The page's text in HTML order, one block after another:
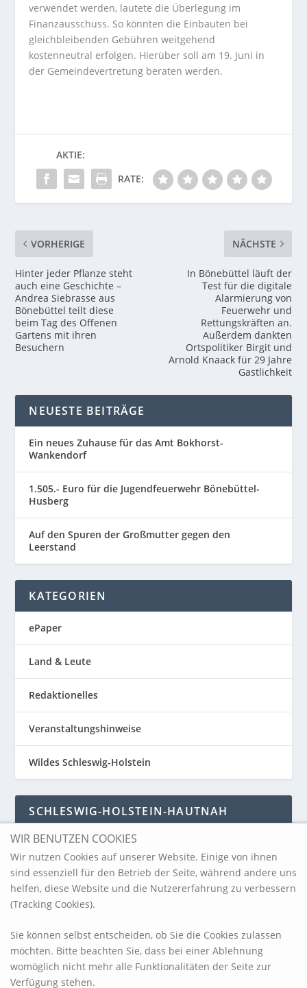
verwendet werden, lautete die Überlegung im
Finanzausschuss. So könnten die Einbauten bei
gleichbleibenden Gebühren weitgehend
kostenneutral erfolgen. Hierüber soll am 19. Juni in
der Gemeindevertretung beraten werden.
AKTIE:
RATE:
VORHERIGE
Hinter jeder Pflanze steht
auch eine Geschichte –
Andrea Siebrasse aus
Bönebüttel teilt diese
beim Tag des Offenen
Gartens mit ihren
Besuchern
NÄCHSTE
In Bönebüttel läuft der
Test für die digitale
Alarmierung von
Feuerwehr und
Rettungskräften an.
Außerdem dankten
Ortspolitiker Birgit und
Arnold Knaack für 29 Jahre
Gastlichkeit
NEUESTE BEITRÄGE
Ein neues Zuhause für das Amt Bokhorst-
Wankendorf
1.505.- Euro für die Jugendfeuerwehr Bönebüttel-
Husberg
Auf den Spuren der Großmutter gegen den
Leerstand
KATEGORIEN
ePaper
Land & Leute
Redaktionelles
Veranstaltungshinweise
Wildes Schleswig-Holstein
SCHLESWIG-HOLSTEIN-HAUTNAH
Schleswig-Holstein-Hautnah
ARCHIV
WIR BENUTZEN COOKIES
Wir nutzen Cookies auf unserer Website. Einige von ihnen
sind essenziell für den Betrieb der Seite, während andere uns
helfen, diese Website und die Nutzererfahrung zu verbessern
(Tracking Cookies).
Sie können selbst entscheiden, ob Sie die Cookies zulassen
möchten. Bitte beachten Sie, dass bei einer Ablehnung
womöglich nicht mehr alle Funktionalitäten der Seite zur
Verfügung stehen.